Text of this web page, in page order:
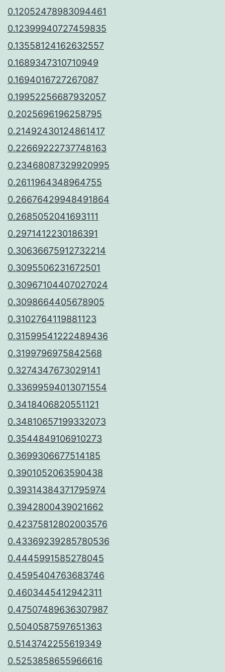
0.12052478983094461
0.12399940727459835
0.13558124162632557
0.1689347310710949
0.1694016727267087
0.19952256687932057
0.2025696196258795
0.21492430124861417
0.22669222737748163
0.23468087329920995
0.2611964348964755
0.26676429948491864
0.2685052041693111
0.2971412230186391
0.30636675912732214
0.3095506231672501
0.30967104407027024
0.3098664405678905
0.3102764119881123
0.31599541222489436
0.3199796975842568
0.3274347673029141
0.33699594013071554
0.3418406820551121
0.34810657199332073
0.3544849106910273
0.3699306677514185
0.3901052063590438
0.39314384371795974
0.3942800439021662
0.42375812802003576
0.43369239285780536
0.4445991585278045
0.4595404763683746
0.4603445412942311
0.47507489636307987
0.5040587597651363
0.5143742255619349
0.5253858655966616